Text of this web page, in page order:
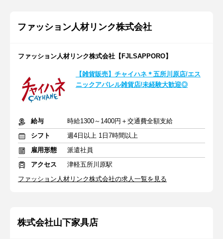
ファッション人材リンク株式会社
ファッション人材リンク株式会社【FJLSAPPORO】
【雑貨販売】チャイハネ＊五所川原店/エス
ニックアパレル雑貨店/未経験大歓迎◎
給与
時給1300～1400円＋交通費全額支給
シフト
週4日以上 1日7時間以上
雇用形態
派遣社員
アクセス
津軽五所川原駅
ファッション人材リンク株式会社の求人一覧を見る
株式会社山下家具店